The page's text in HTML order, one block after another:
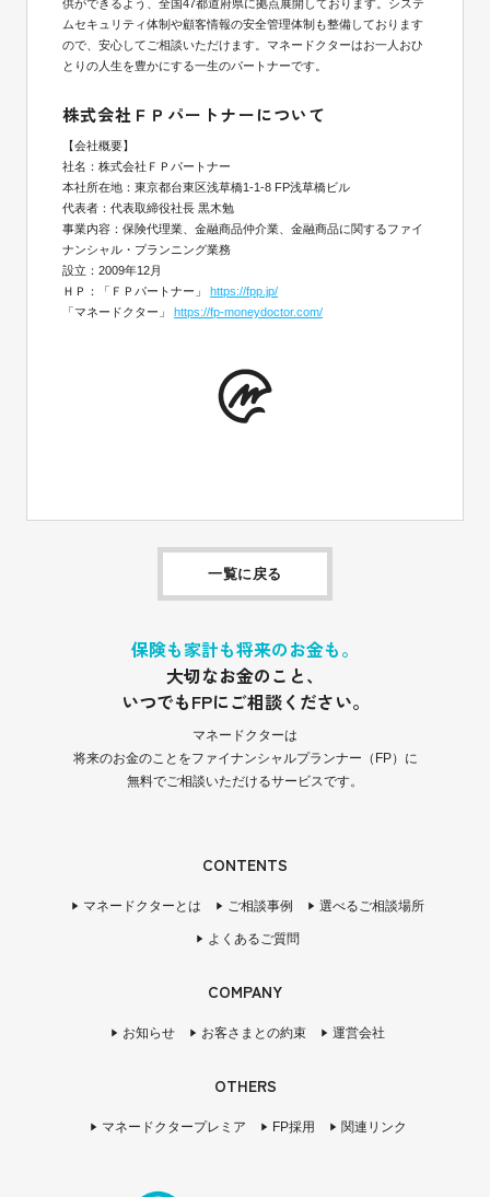
供ができるよう、全国47都道府県に拠点展開しております。システ
ムセキュリティ体制や顧客情報の安全管理体制も整備しております
ので、安心してご相談いただけます。マネードクターはお一人おひ
とりの人生を豊かにする一生のパートナーです。
株式会社ＦＰパートナーについて
【会社概要】
社名：株式会社ＦＰパートナー
本社所在地：東京都台東区浅草橋1-1-8 FP浅草橋ビル
代表者：代表取締役社長 黒木勉
事業内容：保険代理業、金融商品仲介業、金融商品に関するファイ
ナンシャル・プランニング業務
設立：2009年12月
ＨＰ：「ＦＰパートナー」 https://fpp.jp/
「マネードクター」 https://fp-moneydoctor.com/
一覧に戻る
保険も家計も将来のお金も。
大切なお金のこと、
いつでもFPにご相談ください。
マネードクターは
将来のお金のことをファイナンシャルプランナー（FP）に
無料でご相談いただけるサービスです。
CONTENTS
マネードクターとは ご相談事例 選べるご相談場所
よくあるご質問
COMPANY
お知らせ お客さまとの約束 運営会社
OTHERS
マネードクタープレミア FP採用 関連リンク